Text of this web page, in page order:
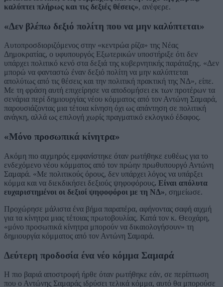
καλύπτει πλήρως και τις δεξιές θέσεις», ανέφερε.
«Δεν βλέπω δεξιό πολίτη που να μην καλύπτεται»
Αυτοπροσδιοριζόμενος στην «κεντρώα ρίζα» της Νέας
Δημοκρατίας, ο υφυπουργός Εξωτερικών υποστήριξε ότι δεν
υπάρχει πολιτικό κενό στα δεξιά της κυβερνητικής παράταξης. «Δεν
μπορώ να φανταστώ έναν δεξιό πολίτη να μην καλύπτεται
απολύτως από τις θέσεις και την πολιτική πρακτική της ΝΔ», είπε.
Με τη φράση αυτή επιχείρησε να αποδομήσει εκ των προτέρων τα
σενάρια περί δημιουργίας νέου κόμματος από τον Αντώνη Σαμαρά,
παρουσιάζοντας μια τέτοια κίνηση όχι ως απάντηση σε πολιτική
ανάγκη, αλλά ως επιλογή χωρίς πραγματικό εκλογικό έδαφος.
«Μόνο προσωπικά κίνητρα»
Ακόμη πιο αιχμηρός εμφανίστηκε όταν ρωτήθηκε ευθέως για το
ενδεχόμενο νέου κόμματος από τον πρώην πρωθυπουργό Αντώνη
Σαμαρά. «Με πολιτικούς όρους, δεν υπάρχει λόγος να υπάρξει
κόμμα και να διεκδικήσει δεξιούς ψηφοφόρους. Είναι απόλυτα
ευχαριστημένοι οι δεξιοί ψηφοφόροι με τη ΝΔ», σημείωσε.
Προχώρησε μάλιστα ένα βήμα παραπέρα, αφήνοντας σαφή αιχμή
για τα κίνητρα μιας τέτοιας πρωτοβουλίας. Κατά τον κ. Θεοχάρη,
«μόνο προσωπικά κίνητρα μπορούν να δικαιολογήσουν» τη
δημιουργία κόμματος από τον Αντώνη Σαμαρά.
Δεύτερη προδοσία ένα νέο κόμμα Σαμαρά
Η πιο βαριά αποστροφή ήρθε όταν ρωτήθηκε εάν, σε περίπτωση
που ο Αντώνης Σαμαράς ιδρύσει τελικά κόμμα, αυτό θα μπορούσε